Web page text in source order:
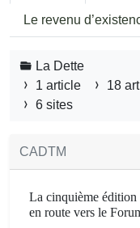
Le revenu
La Dette
1 article
18
6 sites
CADTM
La cinquième
en route vers le